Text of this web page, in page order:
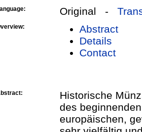
Original -
Abstract
Details
Contact
Historische
des
europäischen,